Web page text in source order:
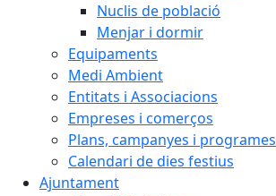
Nuclis de població
Menjar i dormir
Equipaments
Medi Ambient
Entitats i Associacions
Empreses i comerços
Plans, campanyes i programes
Calendari de dies festius
Ajuntament